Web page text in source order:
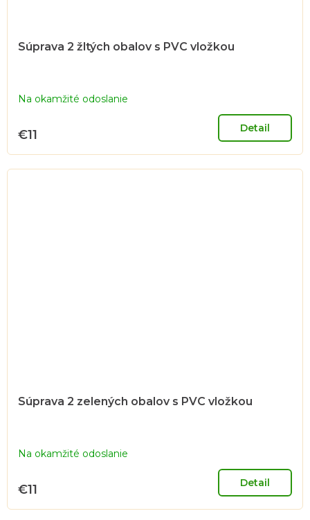
Súprava 2 žltých obalov s PVC vložkou
Na okamžité odoslanie
€11 Detail
Súprava 2 zelených obalov s PVC vložkou
Na okamžité odoslanie
€11 Detail